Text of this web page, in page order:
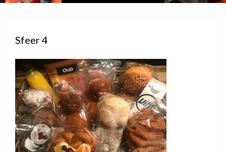
Sfeer 4